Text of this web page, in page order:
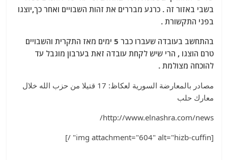
p
p
m
o
k
בשבי באזור זה . כרגע מבררים את זהות השבויים ואחר כך,יוצגו
בפני התקשורת .
בהתחשב בעובדה שעברו כבר 5 ימים מאז התקרית והשבויים
טרם הוצגו , הרי שיש לקחת עובדה זאת בערבון מוגבל עד
להוכחה מצולמת .
مصادر بالمعارضة السورية لعكاظ: 17 قتيلا من حزب الله خلال
معارك حلب
http://www.elnashra.com/news/
[img attachment="604" alt="hizb-cuffin" /]